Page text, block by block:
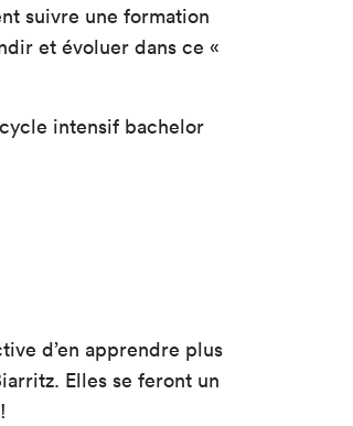
suivre une formation
et évoluer dans ce «
intensif bachelor
d’en apprendre plus
Elles se feront un